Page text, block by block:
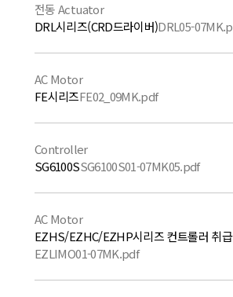
전동 Actuator
DRL시리즈(CRD드라이버)DRL05-
AC Motor
FE시리즈FE02_09MK.pdf
Controller
SG6100SSG6100S01-07MK05.pdf
AC Motor
EZHS/EZHC/EZHP시리즈 컨트롤러 취
EZLIMO01-07MK.pdf